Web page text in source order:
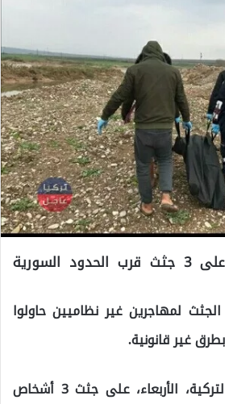
شرطة هاتاي تعثر على 3 جثث قرب الحدود السورية
لمهاجرين غير نظاميين حاولوا
غير قانونية.
عثرت عناصر الشرطة التركية، الأربعاء، على جثث 3 أشخاص